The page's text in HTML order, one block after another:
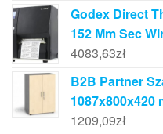
Godex Direct
152 Mm Sec
4083,63zł
B2B Partner
1087x800x420
1209,09zł